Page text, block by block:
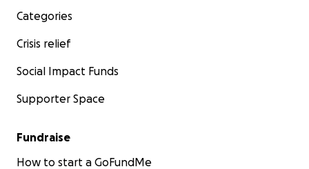
Categories
Crisis relief
Social Impact Funds
Supporter Space
Fundraise
How to start a GoFundMe